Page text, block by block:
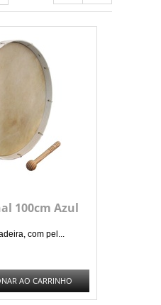
100cm Azul
com pel...
AO CARRINHO